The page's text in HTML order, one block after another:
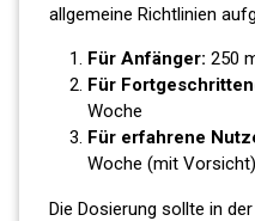
allgemeine Richtlinien
Für Anfänger: 250
Für
Woche
Für erfahrene
Woche (mit Vorsicht)
Die Dosierung sollte in